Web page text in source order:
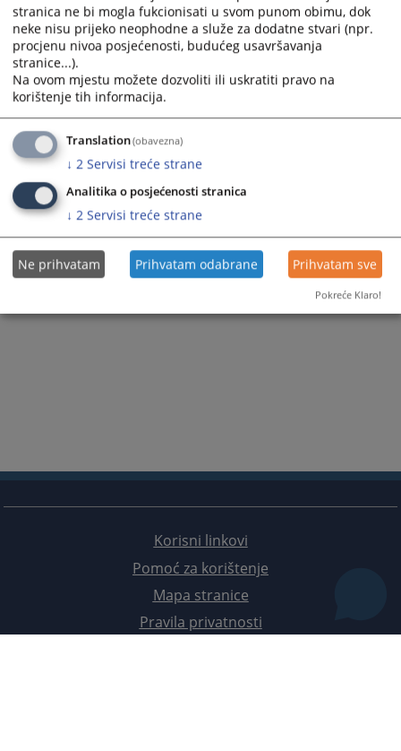
Korisni linkovi
Pomoć za korištenje
Mapa stranice
Pravila privatnosti
stranica ne bi mogla fukcionisati u svom punom obimu, dok
neke nisu prijeko neophodne a služe za dodatne stvari (npr.
procjenu nivoa posjećenosti, budućeg usavršavanja
stranice...).
Na ovom mjestu možete dozvoliti ili uskratiti pravo na
korištenje tih informacija.
Translation(obavezna)
↓ 2 Servisi treće strane
Analitika o posjećenosti stranica
↓ 2 Servisi treće strane
Ne prihvatam Prihvatam odabrane Prihvatam sve
Pokreće Klaro!